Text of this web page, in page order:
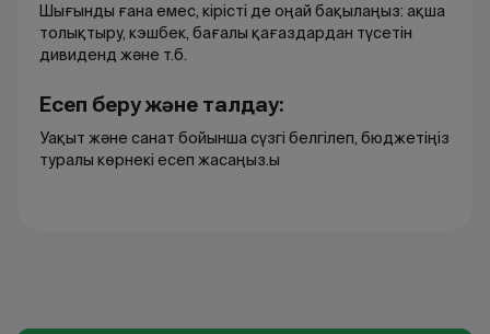
Шығынды ғана емес, кірісті де оңай бақылаңыз: ақша
толықтыру, кэшбек, бағалы қағаздардан түсетін
дивиденд және т.б.
Есеп беру және талдау:
Уақыт және санат бойынша сүзгі белгілеп, бюджетіңіз
туралы көрнекі есеп жасаңыз.ы